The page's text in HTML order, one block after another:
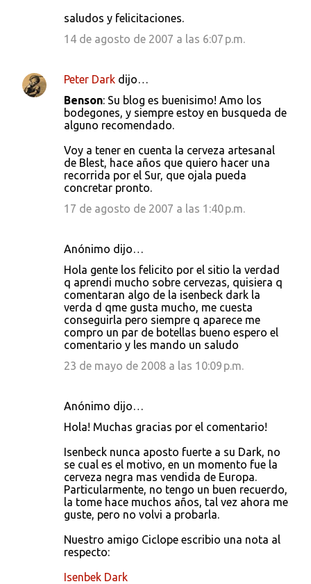
saludos y felicitaciones.
14 de agosto de 2007 a las 6:07 p.m.
Peter Dark dijo…
Benson: Su blog es buenisimo! Amo los
bodegones, y siempre estoy en busqueda de
alguno recomendado.
Voy a tener en cuenta la cerveza artesanal
de Blest, hace años que quiero hacer una
recorrida por el Sur, que ojala pueda
concretar pronto.
17 de agosto de 2007 a las 1:40 p.m.
Anónimo dijo…
Hola gente los felicito por el sitio la verdad
q aprendi mucho sobre cervezas, quisiera q
comentaran algo de la isenbeck dark la
verda d qme gusta mucho, me cuesta
conseguirla pero siempre q aparece me
compro un par de botellas bueno espero el
comentario y les mando un saludo
23 de mayo de 2008 a las 10:09 p.m.
Anónimo dijo…
Hola! Muchas gracias por el comentario!
Isenbeck nunca aposto fuerte a su Dark, no
se cual es el motivo, en un momento fue la
cerveza negra mas vendida de Europa.
Particularmente, no tengo un buen recuerdo,
la tome hace muchos años, tal vez ahora me
guste, pero no volvi a probarla.
Nuestro amigo Ciclope escribio una nota al
respecto:
Isenbek Dark